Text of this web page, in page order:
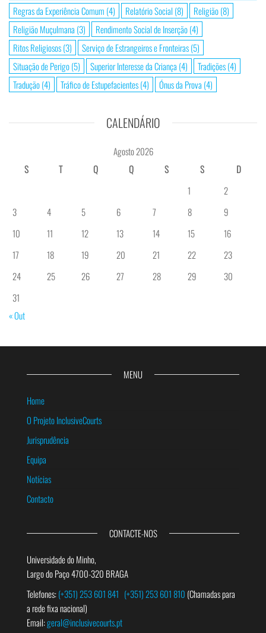
Regras da Experiência Comum (4) Relatório Social (8) Religião(8)
Religião Muçulmana (3) Rendimento Social de Inserção(4)
Ritos Religiosos(3) Serviço de Estrangeiros e Fronteiras(5)
Situação de Perigo(5) Superior Interesse da Criança (4) Tradições(4)
Tradução(4) Tráfico de Estupefacientes(4) Ónus da Prova (4)
CALENDÁRIO
Agosto 2026
S
T Q Q S S
D
1
2
3
4 5 6 7 8
9
10
11 12 13 14 15
16
17
18 19 20 21 22
23
24
25 26 27 28 29
30
31
« Out
MENU
Home
O Projeto InclusiveCourts
Jurisprudência
Equipa
Notícias
Contacto
CONTACTE-NOS
Universidade do Minho,
Largo do Paço 4700-320 BRAGA
Telefones:(+351) 253 601 841 (+351) 253 601 810 (Chamadas para
a rede fixa nacional)
Email:geral@inclusivecourts.pt